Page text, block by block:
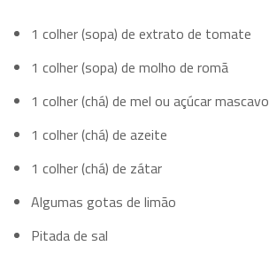
1 colher (sopa) de extrato de tomate
1 colher (sopa) de molho de romã
1 colher (chá) de mel ou açúcar mascavo
1 colher (chá) de azeite
1 colher (chá) de zátar
Algumas gotas de limão
Pitada de sal